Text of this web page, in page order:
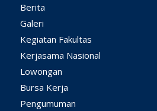
Berita
Galeri
Kegiatan Fakultas
Kerjasama Nasional
Lowongan
Bursa Kerja
Pengumuman